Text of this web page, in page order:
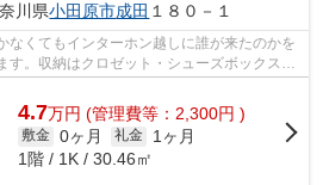
川県小田原市成田 １８０－１
なくてもインターホン越しに誰が来たのかを
す。収納はクロゼット・シューズボックスな
整理が...
4.7万円 (管理費等：2,300円 )
敷金 0ヶ月 礼金
1ヶ月
1階 / 1K / 30.46㎡